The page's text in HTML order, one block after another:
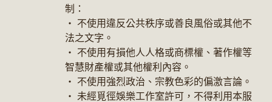
制：
‧ 不使用違反公共秩序或善良風俗或其他不
法之文字。
‧ 不使用有損他人人格或商標權、著作權等
智慧財產權或其他權利內容。
‧ 不使用強烈政治、宗教色彩的偏激言論。
‧ 未經覓徑娛樂工作室許可，不得利用本服